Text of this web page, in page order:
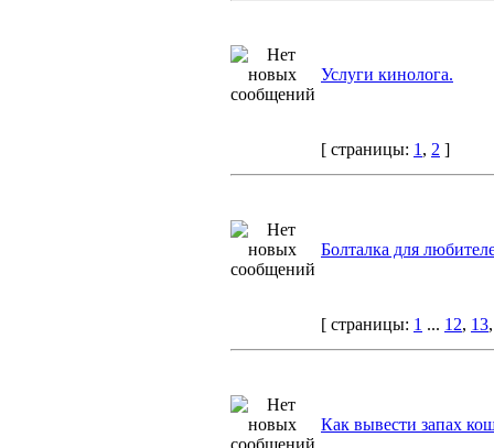
Услуги кинолога.
[ страницы: 1 , 2 ]
Болталка для
[ страницы: 1 ... 12, 13
Как вывести запах